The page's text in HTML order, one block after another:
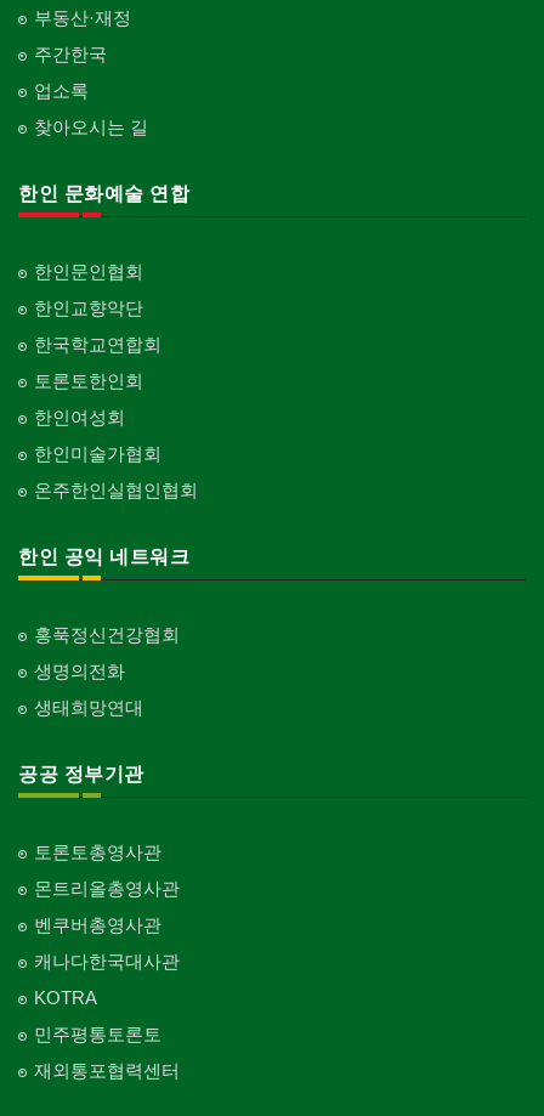
부동산·재정
주간한국
업소록
찾아오시는 길
한인 문화예술 연합
한인문인협회
한인교향악단
한국학교연합회
토론토한인회
한인여성회
한인미술가협회
온주한인실협인협회
한인 공익 네트워크
홍푹정신건강협회
생명의전화
생태희망연대
공공 정부기관
토론토총영사관
몬트리올총영사관
벤쿠버총영사관
캐나다한국대사관
KOTRA
민주평통토론토
재외통포협력센터